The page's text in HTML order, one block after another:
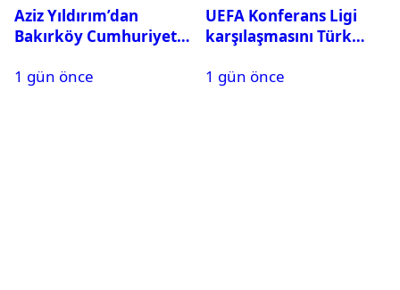
Aziz Yıldırım’dan
Bakırköy Cumhuriyet
duyurusu
1 gün önce
UEFA Konferans Ligi
karşılaşmasını Türk
1 gün önce